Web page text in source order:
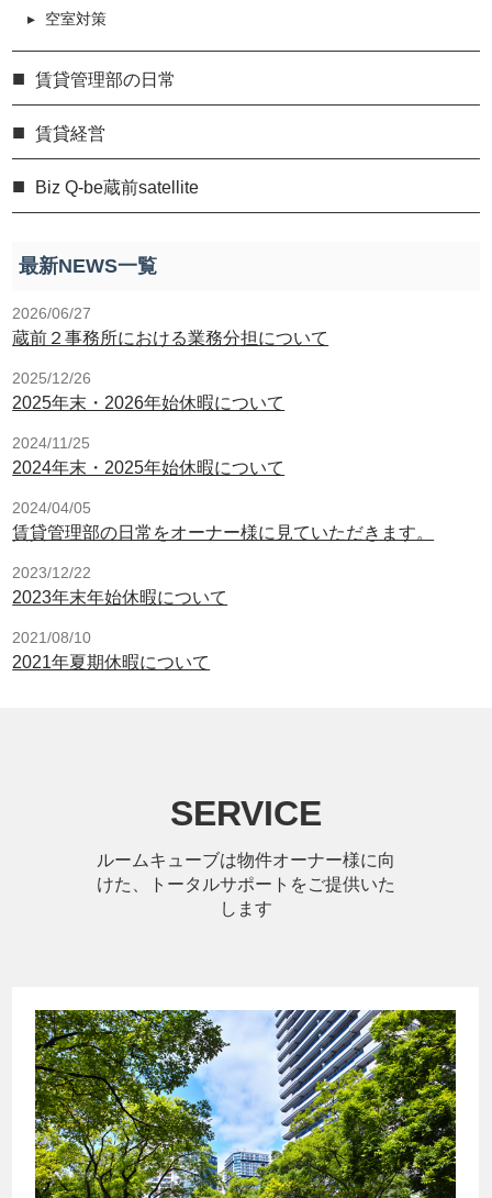
空室対策
賃貸管理部の日常
賃貸経営
Biz Q-be蔵前satellite
最新NEWS一覧
2026/06/27
蔵前２事務所における業務分担について
2025/12/26
2025年末・2026年始休暇について
2024/11/25
2024年末・2025年始休暇について
2024/04/05
賃貸管理部の日常をオーナー様に見ていただきます。
2023/12/22
2023年末年始休暇について
2021/08/10
2021年夏期休暇について
SERVICE
ルームキューブは物件オーナー様に向
けた、トータルサポートをご提供いた
します